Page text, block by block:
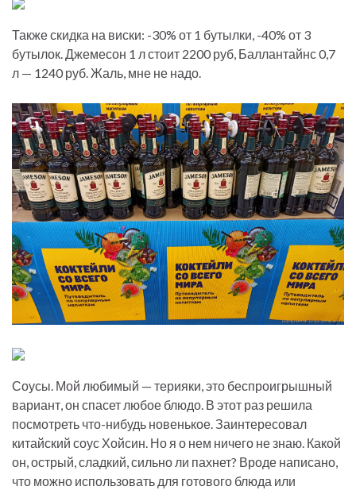
Также скидка на виски: -30% от 1 бутылки, -40% от 3
бутылок. Джемесон 1 л стоит 2200 руб, Баллантайнс 0,7
л — 1240 руб. Жаль, мне не надо.
Соусы. Мой любимый — терияки, это беспроигрышный
вариант, он спасет любое блюдо. В этот раз решила
посмотреть что-нибудь новенькое. Заинтересовал
китайский соус Хойсин. Но я о нем ничего не знаю. Какой
он, острый, сладкий, сильно ли пахнет? Вроде написано,
что можно использовать для готового блюда или